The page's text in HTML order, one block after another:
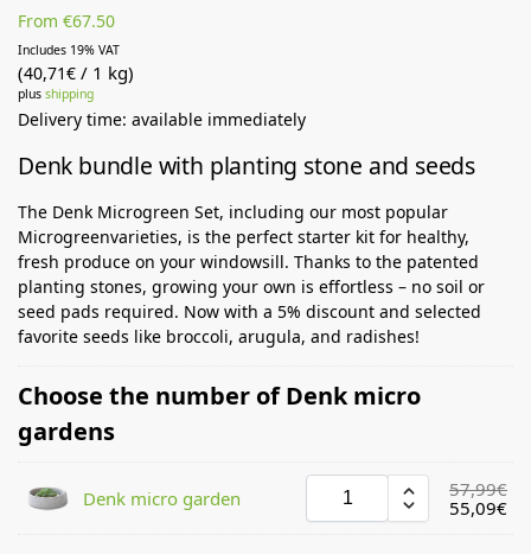
From €67.50
Includes 19% VAT
(40,71€ / 1 kg)
plus shipping
Delivery time: available immediately
Denk bundle with planting stone and seeds
The Denk Microgreen Set, including our most popular
Microgreenvarieties, is the perfect starter kit for healthy,
fresh produce on your windowsill. Thanks to the patented
planting stones, growing your own is effortless – no soil or
seed pads required. Now with a 5% discount and selected
favorite seeds like broccoli, arugula, and radishes!
Choose the number of Denk micro
gardens
Denk micro garden 57,99€
55,09€